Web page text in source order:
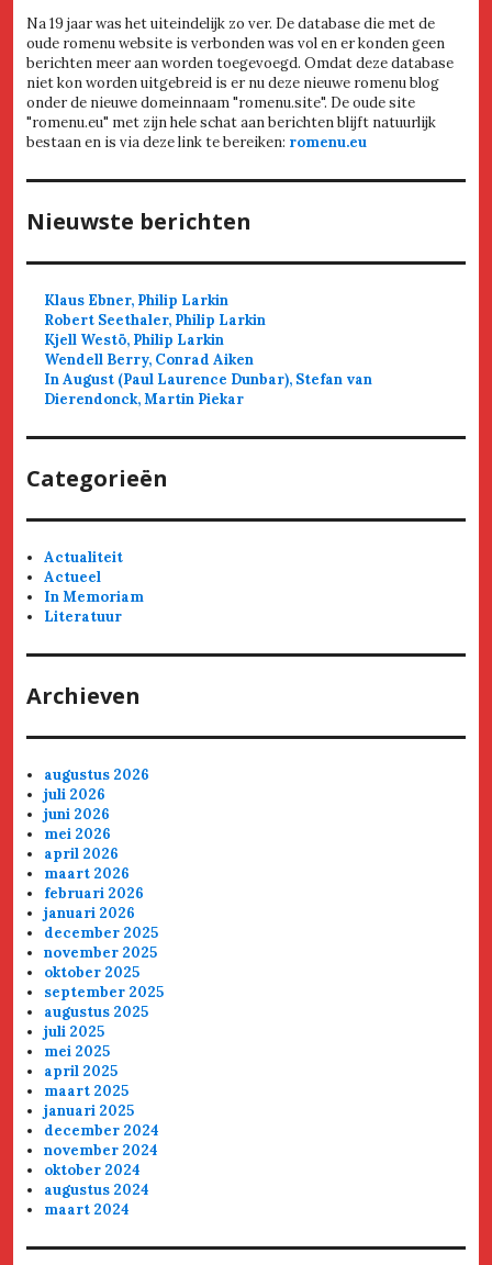
Na 19 jaar was het uiteindelijk zo ver. De database die met de
oude romenu website is verbonden was vol en er konden geen
berichten meer aan worden toegevoegd. Omdat deze database
niet kon worden uitgebreid is er nu deze nieuwe romenu blog
onder de nieuwe domeinnaam "romenu.site". De oude site
"romenu.eu" met zijn hele schat aan berichten blijft natuurlijk
bestaan en is via deze link te bereiken: romenu.eu
Nieuwste berichten
Klaus Ebner, Philip Larkin
Robert Seethaler, Philip Larkin
Kjell Westö, Philip Larkin
Wendell Berry, Conrad Aiken
In August (Paul Laurence Dunbar), Stefan van
Dierendonck, Martin Piekar
Categorieën
Actualiteit
Actueel
In Memoriam
Literatuur
Archieven
augustus 2026
juli 2026
juni 2026
mei 2026
april 2026
maart 2026
februari 2026
januari 2026
december 2025
november 2025
oktober 2025
september 2025
augustus 2025
juli 2025
mei 2025
april 2025
maart 2025
januari 2025
december 2024
november 2024
oktober 2024
augustus 2024
maart 2024